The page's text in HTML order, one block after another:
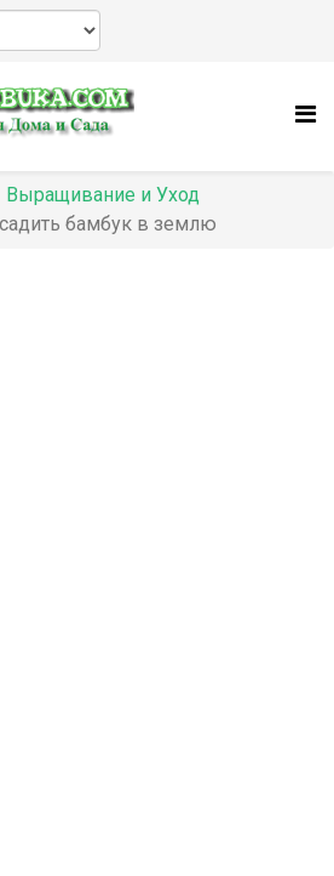
Выращивание и Уход
бамбук в землю